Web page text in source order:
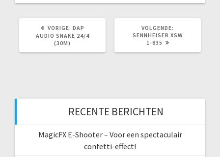
VORIGE: VORIG
BERICHT:
DAP
AUDIO SNAKE 24/4
(30M)
VOLGENDE:
BERICHT:
SENNHEISER XSW
1-835
RECENTE BERICHTEN
MagicFX E-Shooter – Voor een spectaculair
confetti-effect!